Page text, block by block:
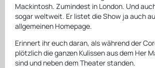
Mackintosh. Zumindest in London. Und
sogar weltweit. Er listet die Show ja auch
allgemeinen Homepage.
Erinnert ihr euch daran, als während der
plötzlich die ganzen Kulissen aus dem Her
sind und neben dem Theater standen.